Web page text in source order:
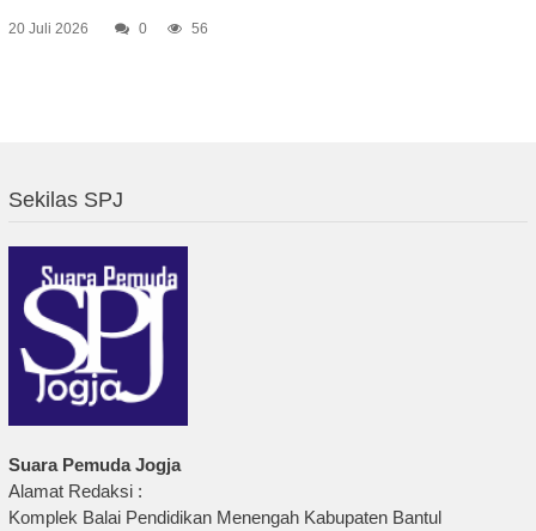
20 Juli 2026 0 56
Sekilas SPJ
Suara Pemuda Jogja
Alamat Redaksi :
Komplek Balai Pendidikan Menengah Kabupaten Bantul